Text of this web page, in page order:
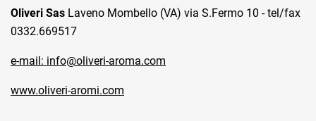
Oliveri Sas Laveno Mombello (VA) via S.Fermo 10 - tel/fax
0332.669517
e-mail: info@oliveri-aroma.com
www.oliveri-aromi.com